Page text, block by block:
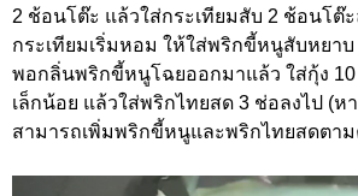
2 ช้อนโต๊ะ แล้วใส่กระเทียมสับ 2 ช้อนโต๊
กระเทียมเริ่มหอม ให้ใส่พริกขี้หนูสับหยาบ
พอกลิ่นพริกขี้หนูโฉยออกมาแล้ว ใส่กุ้ง 10
เล็กน้อย แล้วใส่พริกไทยสด 3 ช่อลงไป (ห
สามารถเพิ่มพริกขี้หนูและพริกไทยสดตาม